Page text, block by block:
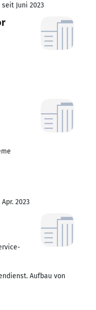
Juni 2023
2023
Aufbau von